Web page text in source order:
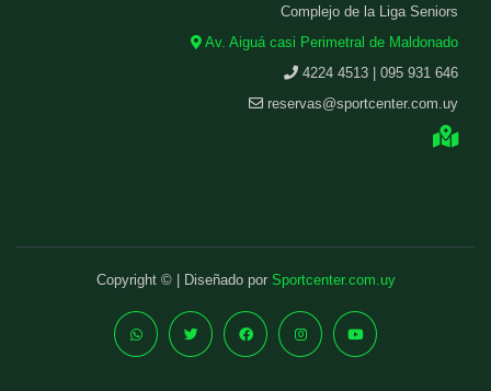
Complejo de la Liga Seniors
Av. Aiguá casi Perimetral de Maldonado
4224 4513 | 095 931 646
reservas@sportcenter.com.uy
Copyright © | Diseñado por Sportcenter.com.uy